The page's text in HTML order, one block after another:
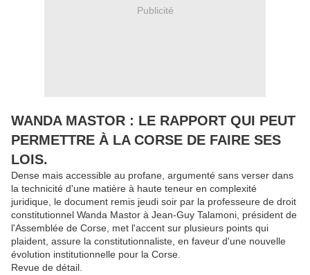
Publicité
WANDA MASTOR : LE RAPPORT QUI PEUT
PERMETTRE À LA CORSE DE FAIRE SES
LOIS.
Dense mais accessible au profane, argumenté sans verser dans
la technicité d'une matière à haute teneur en complexité
juridique, le document remis jeudi soir par la professeure de droit
constitutionnel Wanda Mastor à Jean-Guy Talamoni, président de
l'Assemblée de Corse, met l'accent sur plusieurs points qui
plaident, assure la constitutionnaliste, en faveur d'une nouvelle
évolution institutionnelle pour la Corse.
Revue de détail.